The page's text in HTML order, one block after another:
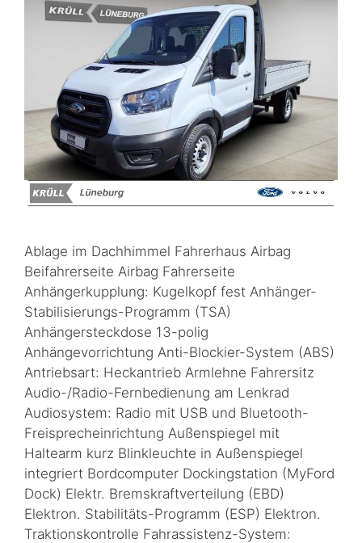
Ablage im Dachhimmel Fahrerhaus Airbag
Beifahrerseite Airbag Fahrerseite
Anhängerkupplung: Kugelkopf fest Anhänger-
Stabilisierungs-Programm (TSA)
Anhängersteckdose 13-polig
Anhängevorrichtung Anti-Blockier-System (ABS)
Antriebsart: Heckantrieb Armlehne Fahrersitz
Audio-/Radio-Fernbedienung am Lenkrad
Audiosystem: Radio mit USB und Bluetooth-
Freisprecheinrichtung Außenspiegel mit
Haltearm kurz Blinkleuchte in Außenspiegel
integriert Bordcomputer Dockingstation (MyFord
Dock) Elektr. Bremskraftverteilung (EBD)
Elektron. Stabilitäts-Programm (ESP) Elektron.
Traktionskontrolle Fahrassistenz-System: